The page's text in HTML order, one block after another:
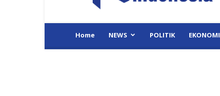
Home NEWS POLITIK EKONOMI